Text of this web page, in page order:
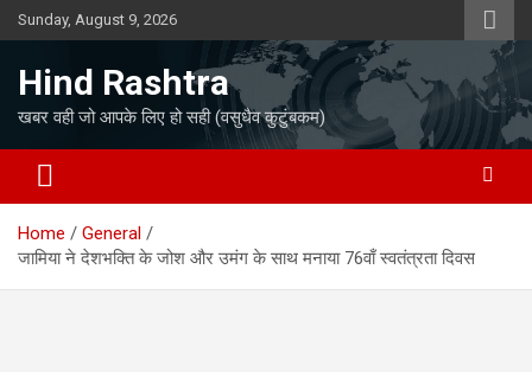
Skip
to
Sunday, August 9, 2026
Hind Rashtra
खबर वही जो आपके लिए हो सही (वसुधैव कुटुंबकम)
Home
General
जामिया ने देशभक्ति के जोश और उमंग के साथ मनाया 76वाँ स्वतंत्रता दिवस